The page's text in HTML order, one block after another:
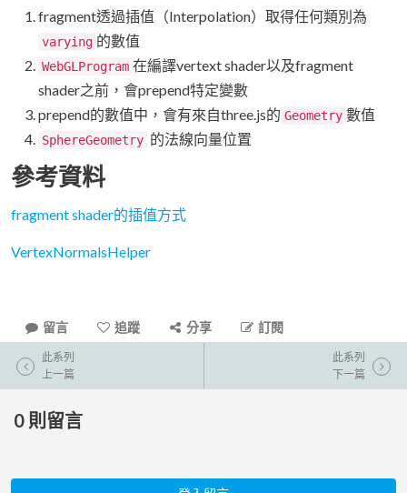
fragment透過插值（Interpolation）取得任何類別為
varying 的數值
WebGLProgram 在編譯vertext shader以及fragment
shader之前，會prepend特定變數
prepend的數值中，會有來自three.js的 Geometry 數值
SphereGeometry 的法線向量位置
參考資料
fragment shader的插值方式
VertexNormalsHelper
留言 追蹤 分享 訂閱
此系列
上一篇
此系列
下一篇
0 則留言